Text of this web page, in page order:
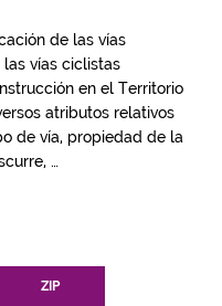
de las vías
las vías ciclistas
en el Territorio
atributos relativos
de vía, propiedad de la
…
ZIP